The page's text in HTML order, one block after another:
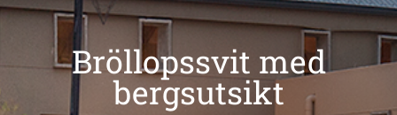
Bröllopssvit med
bergsutsikt